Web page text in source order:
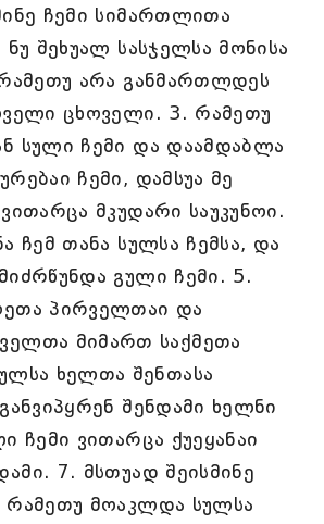
ჩემი სიმართლითა
შეხუალ სასჯელსა მონისა
არა განმართლდეს
ცხოველი. 3. რამეთუ
სული ჩემი და დაამდაბლა
ჩემი, დამსუა მე
მკუდარი საუკუნოი.
ჩემ თანა სულსა ჩემსა, და
გული ჩემი. 5.
პირველთაი და
მიმართ საქმეთა
ხელთა შენთასა
შენდამი ხელნი
ჩემი ვითარცა ქუეყანაი
7. მსთუად შეისმინე
მოაკლდა სულსა